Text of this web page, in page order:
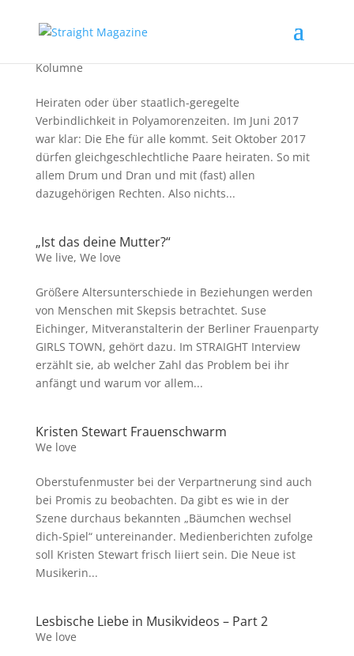
Kolumne
Heiraten oder über staatlich-geregelte
Verbindlichkeit in Polyamorenzeiten. Im Juni 2017
war klar: Die Ehe für alle kommt. Seit Oktober 2017
dürfen gleichgeschlechtliche Paare heiraten. So mit
allem Drum und Dran und mit (fast) allen
dazugehörigen Rechten. Also nichts...
„Ist das deine Mutter?“
We live, We love
Größere Altersunterschiede in Beziehungen werden
von Menschen mit Skepsis betrachtet. Suse
Eichinger, Mitveranstalterin der Berliner Frauenparty
GIRLS TOWN, gehört dazu. Im STRAIGHT Interview
erzählt sie, ab welcher Zahl das Problem bei ihr
anfängt und warum vor allem...
Kristen Stewart Frauenschwarm
We love
Oberstufenmuster bei der Verpartnerung sind auch
bei Promis zu beobachten. Da gibt es wie in der
Szene durchaus bekannten „Bäumchen wechsel
dich-Spiel“ untereinander. Medienberichten zufolge
soll Kristen Stewart frisch liiert sein. Die Neue ist
Musikerin...
Lesbische Liebe in Musikvideos – Part 2
We love